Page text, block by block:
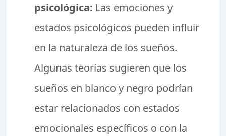
psicológica: Las emociones y
estados psicológicos pueden influir
en la naturaleza de los sueños.
Algunas teorías sugieren que los
sueños en blanco y negro podrían
estar relacionados con estados
emocionales específicos o con la